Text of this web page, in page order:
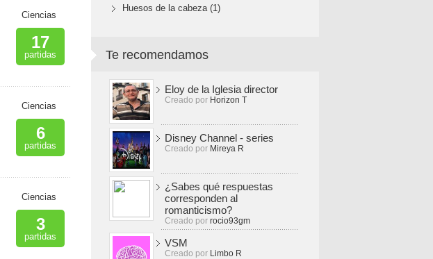
Ciencias
17
partidas
Ciencias
6
partidas
Ciencias
3
partidas
Huesos de la cabeza (1)
Te recomendamos
Eloy de la Iglesia director
Creado por Horizon T
Disney Channel - series
Creado por Mireya R
¿Sabes qué respuestas
corresponden al
romanticismo?
Creado por rocio93gm
VSM
Creado por Limbo R